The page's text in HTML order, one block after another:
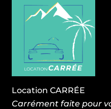
Location CARRÉE
Carrément faite pour